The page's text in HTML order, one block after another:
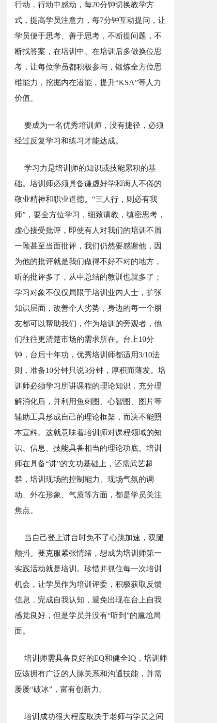
行动，行动中感动，每20分钟切换教学方
式，提高学员注意力，每7分钟互动提问，让
学员便于思考、善于思考，不断提问题，不
断找答案，在培训中、在培训后多做换位思
考，让每位学员都积极参与，锻炼全方位思
维能力，挖掘内在潜能，提升“KSA”等人力
价值。
要成为一名优秀培训师，没有捷径，必须
经过反复学习和练习才能达成。
学习力是培训师的知识或技能累积的基
础。培训师必须具备谦虚好学和诲人不倦的
敬业精神和职业道德。“三人行，则必有我
师”，要全方位学习，细致请教，缜密思考，
虚心接受批评，即使有人对我们的培训不屑
一顾甚至当面批评，我们仍然要感谢他，因
为他的批评就是我们做得不好不对的地方，
听的批评多了，从中总结的教训也就多了；
学习对象不仅仅局限于培训业内人士，扩张
知识层面，改善个人劣势，身边的每一个朋
友都可以帮助我们，作为培训的旁观者，他
们往往更清楚市场的需求所在。台上10分
钟，台后十年功，优秀培训师都适用3/10法
则，准备10分钟只说3分钟，厚积而薄发。培
训师必须学习所讲课程的理论知识，充分理
解消化后，并利用鱼刺图、心智图、图片等
辅助工具形成自己的理论框架，而决不能照
本宣科。这就意味着培训师对课程领域的知
识、信息、技能具备相当的理论功底。培训
师在具备“讲”的文功基础上，还需武艺超
群，培训现场的控制能力、现场气氛的调
动、外在形象、气质等方面，都是学员关注
焦点。
当自己登上讲台时免不了心跳加速，双腿
颤抖。要克服紧张情绪，想成为培训师第一
实践活动就是培训。珍惜并抓住每一次培训
机会，让学员作为培训评委，积极获取反馈
信息，完成自我认知，避免出现在台上自我
感觉良好，但是学员并没有“听到”的尴尬局
面。
培训师需具备良好的EQ和健全IQ，培训师
应该拥有广泛的人脉关系和沟通技能，并需
屡屡“破冰”，富有创新力。
培训成功很大程度取决于老师与学员之间